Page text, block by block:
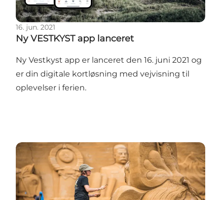
16. jun. 2021
Ny VESTKYST app lanceret
Ny Vestkyst app er lanceret den 16. juni 2021 og
er din digitale kortløsning med vejvisning til
oplevelser i ferien.
Verdens største sandslot opføres i Blokhus